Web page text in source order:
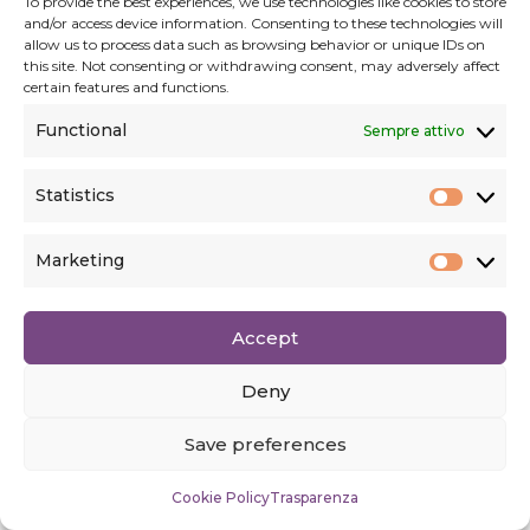
and/or access device information. Consenting to these technologies will
allow us to process data such as browsing behavior or unique IDs on
this site. Not consenting or withdrawing consent, may adversely affect
certain features and functions.
Functional Sempre attivo
Statistics
Marketing
Accept
Deny
Save preferences
Cookie PolicyTrasparenza
Non sospese neppure quando, nell’imperversare
sfollare da Viareggio per rifugiarsi a Sant’Andrea di
Lucca,) dove si vide trapiantata con il mobilio della
sofferenze, dall’aprile al dicembre del 1944.
14 MARZO 1947